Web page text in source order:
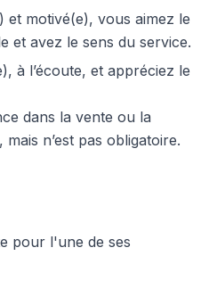
et motivé(e), vous aimez le
et avez le sens du service.
à l’écoute, et appréciez le
dans la vente ou la
n’est pas obligatoire.
pour l'une de ses